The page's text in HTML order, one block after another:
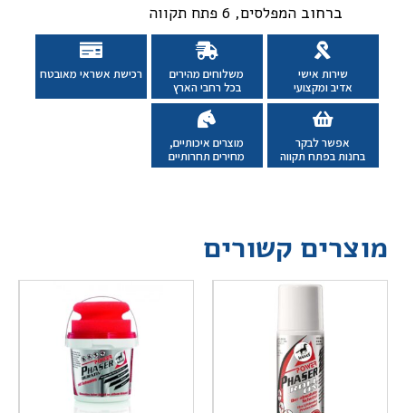
ברחוב המפלסים, 6 פתח תקווה
שירות אישי
אדיב ומקצועי
משלוחים מהירים
בכל רחבי הארץ
רכישת אשראי מאובטח
אפשר לבקר
בחנות בפתח תקווה
מוצרים איכותיים,
מחירים תחרותיים
מוצרים קשורים